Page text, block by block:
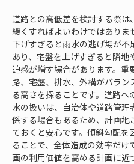
道路との高低差を検討する際は
緩くすればよいわけではありま
下げすぎると雨水の逃げ場が不
あり、宅盤を上げすぎると隣地
迫感が増す場合があります。重
路、宅盤、排水、外構がバラン
る高さを探ることです。道路へ
水の扱いは、自治体や道路管理
係する場合もあるため、計画地
ておくと安心です。傾斜勾配を
ることで、全体造成の効率だけ
画の利用価値を高める計画に近